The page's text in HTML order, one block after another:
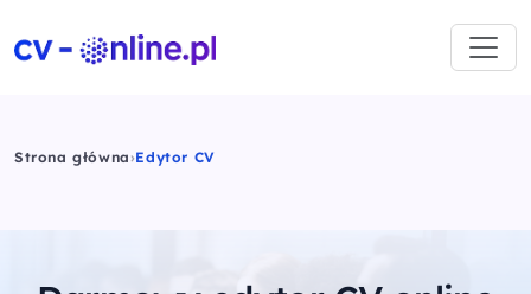
Strona główna›Edytor CV